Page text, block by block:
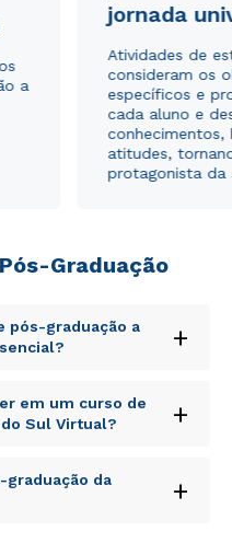
a
jornada
Atividades de
consideram os
específicos e
cada aluno e
conhecimentos,
atitudes,
protagonista da
Graduação
pós-graduação a
+
iste natus error sit
laudantium,
quae ab illo inventore
quia
aut fugit, sed quia
em um curso de
Sul Virtual?
+
iste natus error sit
laudantium,
graduação da
+
de Privacidade.e
utilizados para o
do Sul.